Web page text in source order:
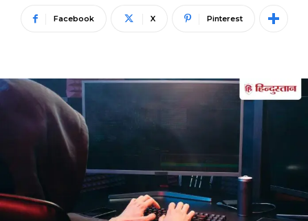
Facebook X Pinterest